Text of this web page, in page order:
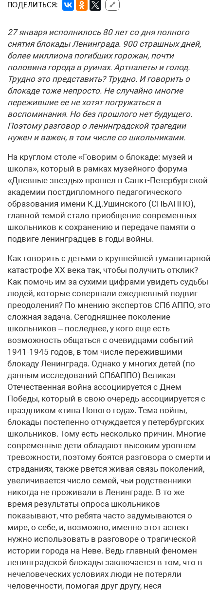
ПОДЕЛИТЬСЯ: 🔗
27 января исполнилось 80 лет со дня полного
снятия блокады Ленинграда. 900 страшных дней,
более миллиона погибших горожан, почти
половина города в руинах. Артналеты и голод.
Трудно это представить? Трудно. И говорить о
блокаде тоже непросто. Не случайно многие
пережившие ее не хотят погружаться в
воспоминания. Но без прошлого нет будущего.
Поэтому разговор о ленинградской трагедии
нужен и важен, в том числе со школьниками.
На круглом столе «Говорим о блокаде: музей и
школа», который в рамках музейного форума
«Дневные звезды» прошел в Санкт-Петербургской
академии постдипломного педагогического
образования имени К.Д.Ушинского (СПБАППО),
главной темой стало приобщение современных
школьников к сохранению и передаче памяти о
подвиге ленинградцев в годы войны.
Как говорить с детьми о крупнейшей гуманитарной
катастрофе XX века так, чтобы получить отклик?
Как помочь им за сухими цифрами увидеть судьбы
людей, которые совершали ежедневный подвиг
преодоления? По мнению экспертов СПб АППО, это
сложная задача. Сегодняшнее поколение
школьников – последнее, у кого еще есть
возможность общаться с очевидцами событий
1941-1945 годов, в том числе пережившими
блокаду Ленинграда. Однако у многих детей (по
данным исследований СПбАППО) Великая
Отечественная война ассоциируется с Днем
Победы, который в свою очередь ассоциируется с
праздником «типа Нового года». Тема войны,
блокады постепенно отчуждается у петербургских
школьников. Тому есть несколько причин. Многие
современные дети обладают высоким уровнем
тревожности, поэтому боятся разговора о смерти и
страданиях, также рвется живая связь поколений,
увеличивается число семей, чьи родственники
никогда не проживали в Ленинграде. В то же
время результаты опроса школьников
показывают, что ребята часто задумываются о
мире, о себе, и, возможно, именно этот аспект
нужно использовать в разговоре о трагической
истории города на Неве. Ведь главный феномен
ленинградской блокады заключается в том, что в
нечеловеческих условиях люди не потеряли
человечности, помогая друг другу, неся